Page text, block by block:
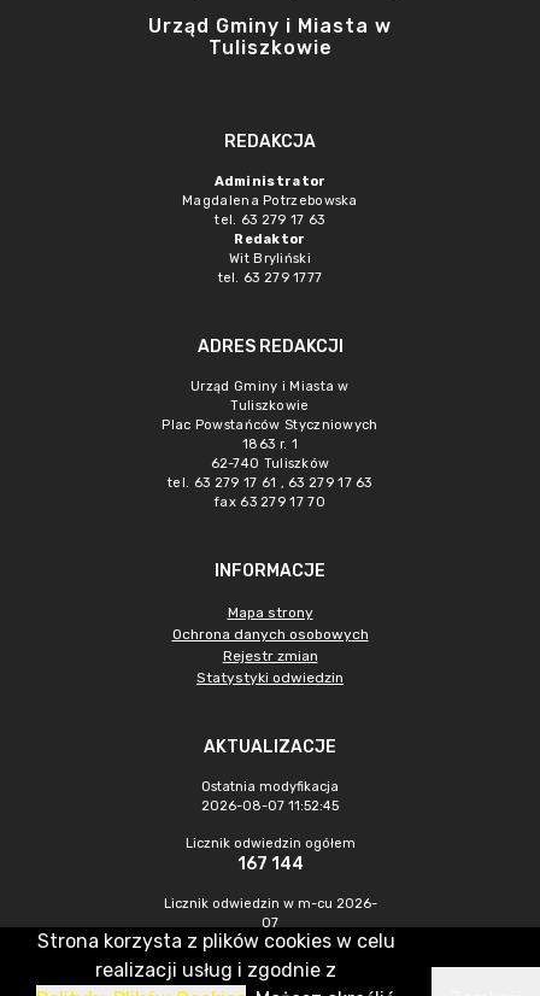
Urząd Gminy i Miasta w
Tuliszkowie
REDAKCJA
Administrator
Magdalena Potrzebowska
tel. 63 279 17 63
Redaktor
Wit Bryliński
tel. 63 279 1777
ADRES REDAKCJI
Urząd Gminy i Miasta w
Tuliszkowie
Plac Powstańców Styczniowych
1863 r. 1
62-740 Tuliszków
tel. 63 279 17 61 , 63 279 17 63
fax 63 279 17 70
INFORMACJE
Mapa strony
Ochrona danych osobowych
Rejestr zmian
Statystyki odwiedzin
AKTUALIZACJE
Ostatnia modyfikacja
2026-08-07 11:52:45
Licznik odwiedzin ogółem
167 144
Licznik odwiedzin w m-cu 2026-
07
542
Strona korzysta z plików cookies w celu
realizacji usług i zgodnie z